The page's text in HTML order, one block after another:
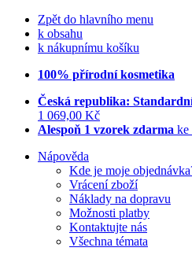
Zpět do hlavního menu
k obsahu
k nákupnímu košíku
100% přírodní kosmetika
Česká republika:
1 069,00 Kč
Alespoň 1 vzorek zdarma ke
Nápověda
Kde je moje
Vrácení zboží
Náklady na dopravu
Možnosti platby
Kontaktujte nás
Všechna témata